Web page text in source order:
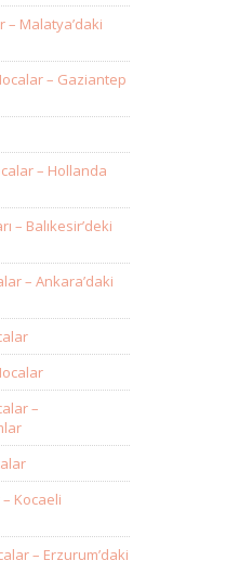
– Malatya’daki
– Gaziantep
– Hollanda
– Balıkesir’deki
– Ankara’daki
–
Kocaeli
– Erzurum’daki